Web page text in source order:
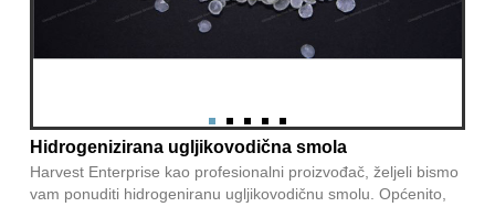
Hidrogenizirana ugljikovodična smola
Harvest Enterprise kao profesionalni proizvođač, željeli bismo
vam ponuditi hidrogeniranu ugljikovodičnu smolu. Općenito,